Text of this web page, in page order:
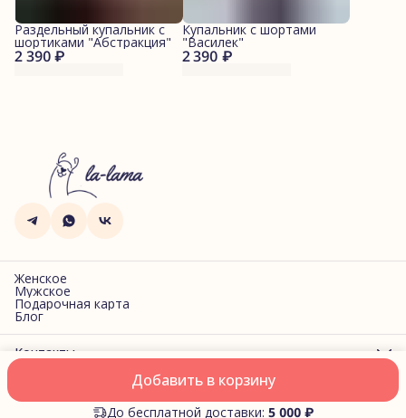
Добавить в корзину
До бесплатной доставки: 5 000 ₽
2 390 ₽
Раздельный купальник с
шортиками "Абстракция"
2 390 ₽
Купальник с шортами
"Василек"
Женское
Мужское
Подарочная карта
Блог
Контакты
г. Санкт-Петербург, Фучика, 2
Телефон
8 (969) 913-62-29
ОплатаДоставкаПравила возвратаРеквизитыОферта